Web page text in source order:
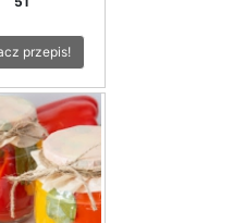
przepis!